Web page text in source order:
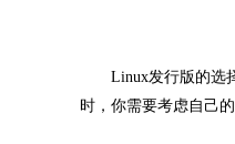
Linux发行版的选择
时，你需要考虑自己